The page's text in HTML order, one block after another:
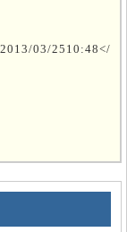
03/2510:48</